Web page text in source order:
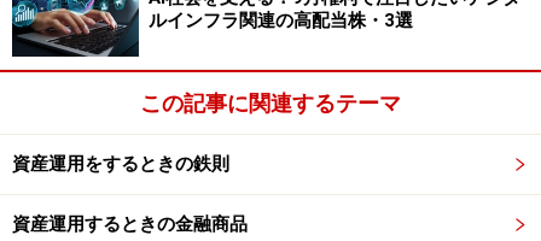
ルインフラ関連の高配当株・3選
この記事に関連するテーマ
資産運用をするときの鉄則
資産運用するときの金融商品